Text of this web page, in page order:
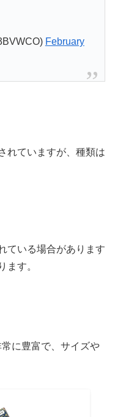
February
れていますが、種類は
ている場合があります
ます。
に豊富で、サイズや